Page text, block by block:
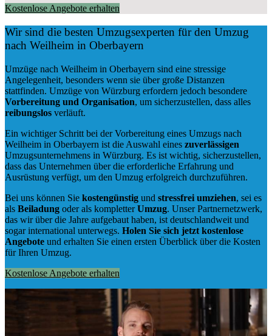
Kostenlose Angebote erhalten
Wir sind die besten Umzugsexperten für den Umzug
nach Weilheim in Oberbayern
Umzüge nach Weilheim in Oberbayern sind eine stressige
Angelegenheit, besonders wenn sie über große Distanzen
stattfinden. Umzüge von Würzburg erfordern jedoch besondere
Vorbereitung und Organisation, um sicherzustellen, dass alles
reibungslos verläuft.
Ein wichtiger Schritt bei der Vorbereitung eines Umzugs nach
Weilheim in Oberbayern ist die Auswahl eines zuverlässigen
Umzugsunternehmens in Würzburg. Es ist wichtig, sicherzustellen,
dass das Unternehmen über die erforderliche Erfahrung und
Ausrüstung verfügt, um den Umzug erfolgreich durchzuführen.
Bei uns können Sie kostengünstig und stressfrei umziehen, sei es
als Beiladung oder als kompletterUmzug. Unser Partnernetzwerk,
das wir über die Jahre aufgebaut haben, ist deutschlandweit und
sogar international unterwegs. Holen Sie sich jetzt kostenlose
Angebote und erhalten Sie einen ersten Überblick über die Kosten
für Ihren Umzug.
Kostenlose Angebote erhalten